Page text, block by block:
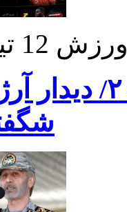
ورزش 12 تیر 1405
برنامه بازی های امشب جام